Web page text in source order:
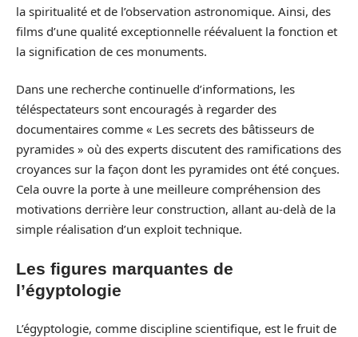
la spiritualité et de l’observation astronomique. Ainsi, des
films d’une qualité exceptionnelle réévaluent la fonction et
la signification de ces monuments.
Dans une recherche continuelle d’informations, les
téléspectateurs sont encouragés à regarder des
documentaires comme « Les secrets des bâtisseurs de
pyramides » où des experts discutent des ramifications des
croyances sur la façon dont les pyramides ont été conçues.
Cela ouvre la porte à une meilleure compréhension des
motivations derrière leur construction, allant au-delà de la
simple réalisation d’un exploit technique.
Les figures marquantes de
l’égyptologie
L’égyptologie, comme discipline scientifique, est le fruit de